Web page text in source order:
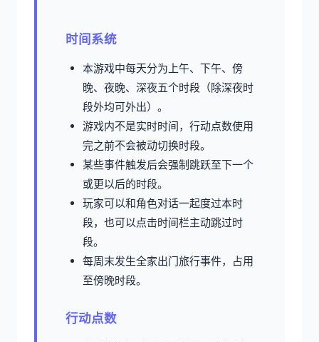
时间系统
本游戏中每天分为上午、下午、傍
晚、夜晚、深夜五个时段（除深夜时
段外均可外出）。
游戏内不是实时时间，行动点数使用
完之前不会被动切换时段。
某些事件触发后会强制跳跃至下一个
或更以后的时段。
玩家可以和角色对话一起度过本时
段，也可以点击时间栏主动跳过时
段。
每周末发生全家出门旅行事件，占用
至傍晚时段。
行动点数